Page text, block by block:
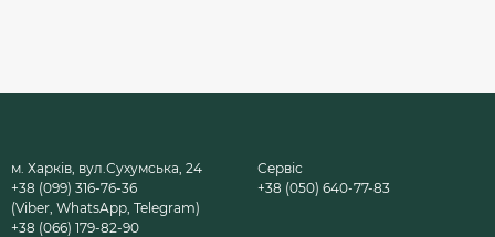
м. Харків, вул.Сухумська, 24
+38 (099) 316-76-36
(Viber, WhatsApp, Telegram)
+38 (066) 179-82-90
Сервіс
+38 (050) 640-77-83